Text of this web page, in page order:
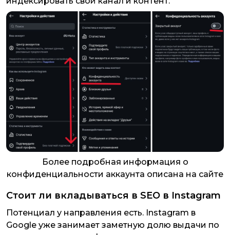
Более подробная информация о
конфиденциальности аккаунта описана на сайте
Стоит ли вкладываться в SEO в Instagram
Потенциал у направления есть. Instagram в
Google уже занимает заметную долю выдачи по